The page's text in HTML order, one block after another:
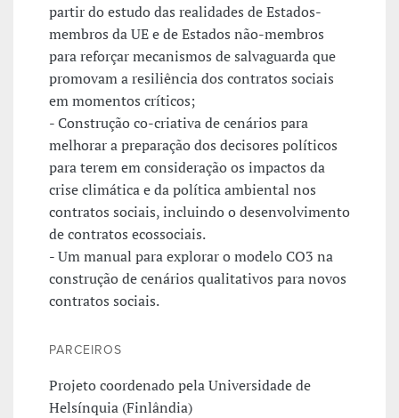
partir do estudo das realidades de Estados-
membros da UE e de Estados não-membros
para reforçar mecanismos de salvaguarda que
promovam a resiliência dos contratos sociais
em momentos críticos;
- Construção co-criativa de cenários para
melhorar a preparação dos decisores políticos
para terem em consideração os impactos da
crise climática e da política ambiental nos
contratos sociais, incluindo o desenvolvimento
de contratos ecossociais.
- Um manual para explorar o modelo CO3 na
construção de cenários qualitativos para novos
contratos sociais.
PARCEIROS
Projeto coordenado pela Universidade de
Helsínquia (Finlândia)